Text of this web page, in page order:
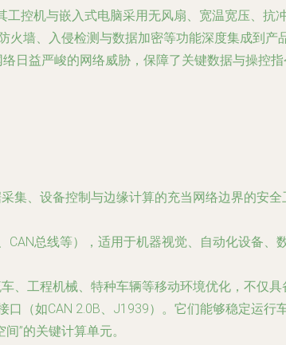
控机与嵌入式电脑采用无风扇、宽温宽压、抗
墙、入侵检测与数据加密等功能深度集成到产
日益严峻的网络威胁，保障了关键数据与操控
集、设备控制与边缘计算的充当网络边界的安
CAN总线等），适用于机器视觉、自动化设备、
、工程机械、特种车辆等移动环境优化，不仅
（如CAN 2.0B、J1939）。它们能够稳定运行
”的关键计算单元。